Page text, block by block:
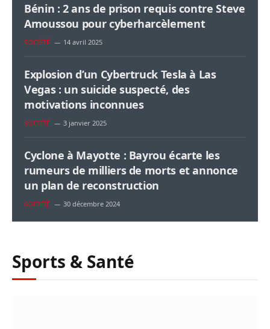
Bénin : 2 ans de prison requis contre Steve
Amoussou pour cyberharcèlement
SOCIÉTÉ 14 avril 2025
Explosion d’un Cybertruck Tesla à Las
Vegas : un suicide suspecté, des
motivations inconnues
SOCIÉTÉ 3 janvier 2025
Cyclone à Mayotte : Bayrou écarte les
rumeurs de milliers de morts et annonce
un plan de reconstruction
SOCIÉTÉ 30 décembre 2024
Sports & Santé